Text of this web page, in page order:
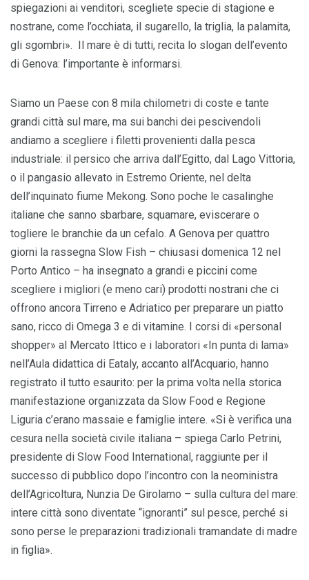
spiegazioni ai venditori, scegliete specie di stagione e
nostrane, come l’occhiata, il sugarello, la triglia, la palamita,
gli sgombri». Il mare è di tutti, recita lo slogan dell’evento
di Genova: l’importante è informarsi.
Siamo un Paese con 8 mila chilometri di coste e tante
grandi città sul mare, ma sui banchi dei pescivendoli
andiamo a scegliere i filetti provenienti dalla pesca
industriale: il persico che arriva dall’Egitto, dal Lago Vittoria,
o il pangasio allevato in Estremo Oriente, nel delta
dell’inquinato fiume Mekong. Sono poche le casalinghe
italiane che sanno sbarbare, squamare, eviscerare o
togliere le branchie da un cefalo. A Genova per quattro
giorni la rassegna Slow Fish – chiusasi domenica 12 nel
Porto Antico – ha insegnato a grandi e piccini come
scegliere i migliori (e meno cari) prodotti nostrani che ci
offrono ancora Tirreno e Adriatico per preparare un piatto
sano, ricco di Omega 3 e di vitamine. I corsi di «personal
shopper» al Mercato Ittico e i laboratori «In punta di lama»
nell’Aula didattica di Eataly, accanto all’Acquario, hanno
registrato il tutto esaurito: per la prima volta nella storica
manifestazione organizzata da Slow Food e Regione
Liguria c’erano massaie e famiglie intere. «Si è verifica una
cesura nella società civile italiana – spiega Carlo Petrini,
presidente di Slow Food International, raggiunte per il
successo di pubblico dopo l’incontro con la neoministra
dell’Agricoltura, Nunzia De Girolamo – sulla cultura del mare:
intere città sono diventate “ignoranti” sul pesce, perché si
sono perse le preparazioni tradizionali tramandate di madre
in figlia».